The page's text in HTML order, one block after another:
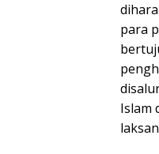
para
Islam